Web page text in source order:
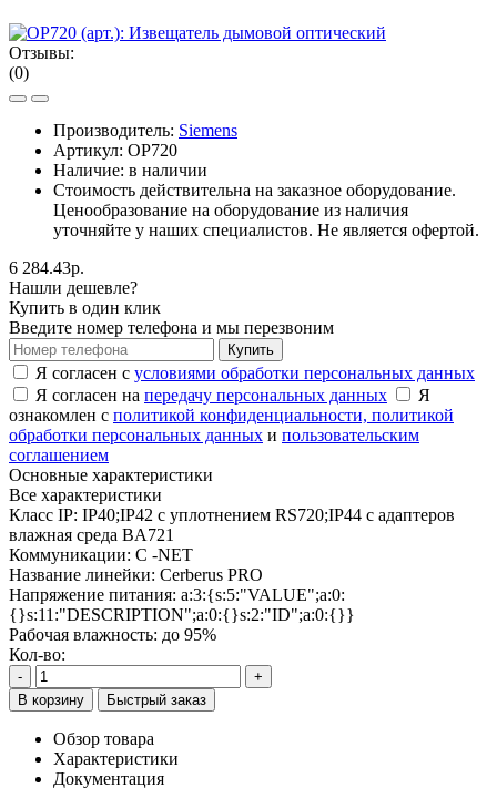
Отзывы:
(0)
Производитель: Siemens
Артикул: OP720
Наличие: в наличии
Стоимость действительна на заказное оборудование.
Ценообразование на оборудование из наличия
уточняйте у наших специалистов. Не является офертой.
6 284.43р.
Нашли дешевле?
Купить в один клик
Введите номер телефона и мы перезвоним
Купить
Я согласен с условиями обработки персональных данных
Я согласен на передачу персональных данных
Я
ознакомлен с политикой конфиденциальности, политикой
обработки персональных данных и пользовательским
соглашением
Основные характеристики
Все характеристики
Класс IP: IP40;IP42 с уплотнением RS720;IP44 с адаптеров
влажная среда BA721
Коммуникации: С -NET
Название линейки: Cerberus PRO
Напряжение питания: a:3:{s:5:"VALUE";a:0:
{}s:11:"DESCRIPTION";a:0:{}s:2:"ID";a:0:{}}
Рабочая влажность: до 95%
Кол-во:
-
+
В корзину
Быстрый заказ
Обзор товара
Характеристики
Документация